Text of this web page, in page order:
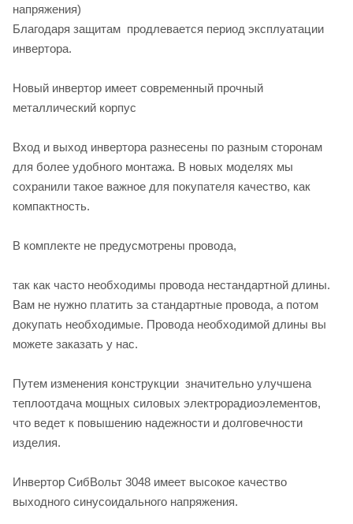
напряжения)
Благодаря защитам продлевается период эксплуатации
инвертора.
Новый инвертор имеет современный прочный
металлический корпус
Вход и выход инвертора разнесены по разным сторонам
для более удобного монтажа. В новых моделях мы
сохранили такое важное для покупателя качество, как
компактность.
В комплекте не предусмотрены провода,
так как часто необходимы провода нестандартной длины.
Вам не нужно платить за стандартные провода, а потом
докупать необходимые. Провода необходимой длины вы
можете заказать у нас.
Путем изменения конструкции значительно улучшена
теплоотдача мощных силовых электрорадиоэлементов,
что ведет к повышению надежности и долговечности
изделия.
Инвертор СибВольт 3048 имеет высокое качество
выходного синусоидального напряжения.